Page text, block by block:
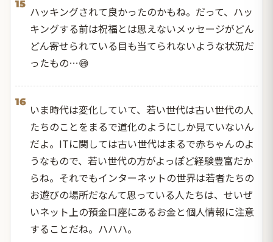
15
ハッキングされて良かったのかもね。だって、ハッ
キングする前は祝福とは思えないメッセージがどん
どん寄せられている目も当てられないような状況だ
ったもの…😅
16
いま時代は変化していて、若い世代は古い世代の人
たちのことをまるで道化のようにしか見ていないん
だよ。ITに関しては古い世代はまるで赤ちゃんのよ
うなもので、若い世代の方がよっぽど経験豊富だか
らね。それでもインターネットの世界は若者たちの
お遊びの場所だなんて思っている人たちは、せいぜ
いネット上の預金口座にあるお金と個人情報に注意
することだね。ハハハ。